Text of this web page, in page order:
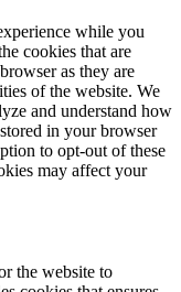
while you
cookies that are
as they are
of the website. We
and understand how
in your browser
to opt-out of these
may affect your
the website to